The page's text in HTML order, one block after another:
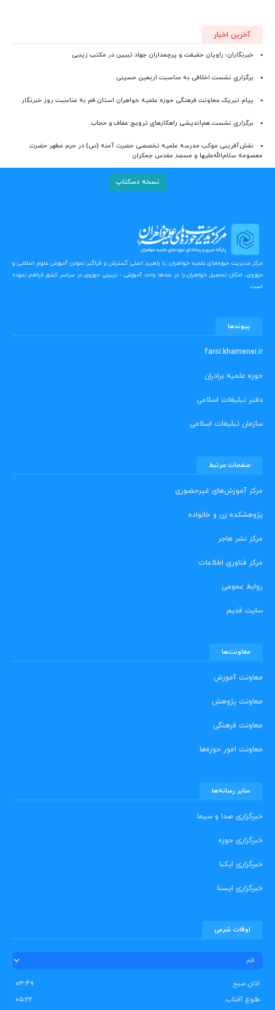
آخرین اخبار
خبرنگاران؛ راویان حقیقت و پرچمداران جهاد تبیین در مکتب زینبی
برگزاری نشست اخلاقی به مناسبت اربعین حسینی
پیام تبریک معاونت فرهنگی حوزه علمیه خواهران استان قم به مناسبت روز خبرنگار
برگزاری نشست هم‌اندیشی راهکارهای ترویج عفاف و حجاب
نقش‌آفرینی موکب مدرسه علمیه تخصصی حضرت آمنه (س) در حرم مطهر حضرت
معصومه سلام‌الله‌علیها و مسجد مقدس جمکران
نسخه دسکتاپ
مرکز مدیریت حوزه‌های علمیه خواهران، با راهبرد اصلی گسترش و فراگیر نمودن آموزش علوم اسلامی و
حوزوی، امکان تحصیل خواهران را در صدها واحد آموزشی - تربیتی حوزوی در سراسر کشور فراهم نموده
است.
پیوندها
farsi.khamenei.ir
حوزه علمیه برادران
دفتر تبلیغات اسلامی
سازمان تبلیغات اسلامی
صفحات مرتبط
مرکز آموزش‌های غیرحضوری
پژوهشکده زن و خانواده
مرکز نشر هاجر
مرکز فناوری اطلاعات
روابط عمومی
سایت قدیم
معاونت‌ها
معاونت آموزش
معاونت پژوهش
معاونت فرهنگی
معاونت امور حوزه‌ها
سایر رسانه‌ها
خبرگزاری صدا و سیما
خبرگزاری حوزه
خبرگزاری ایکنا
خبرگزاری ایسنا
اوقات شرعی
اذان صبح
۰۳:۴۹
طلوع آفتاب
۰۵:۲۲